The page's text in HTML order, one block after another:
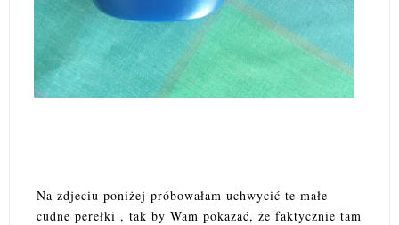
Na zdjeciu poniżej próbowałam uchwycić te małe
cudne perełki , tak by Wam pokazać, że faktycznie tam